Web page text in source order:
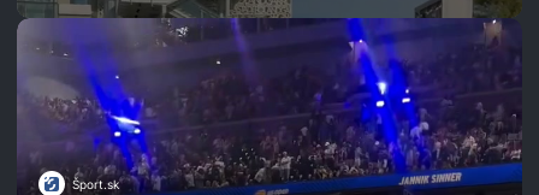
Šport.sk